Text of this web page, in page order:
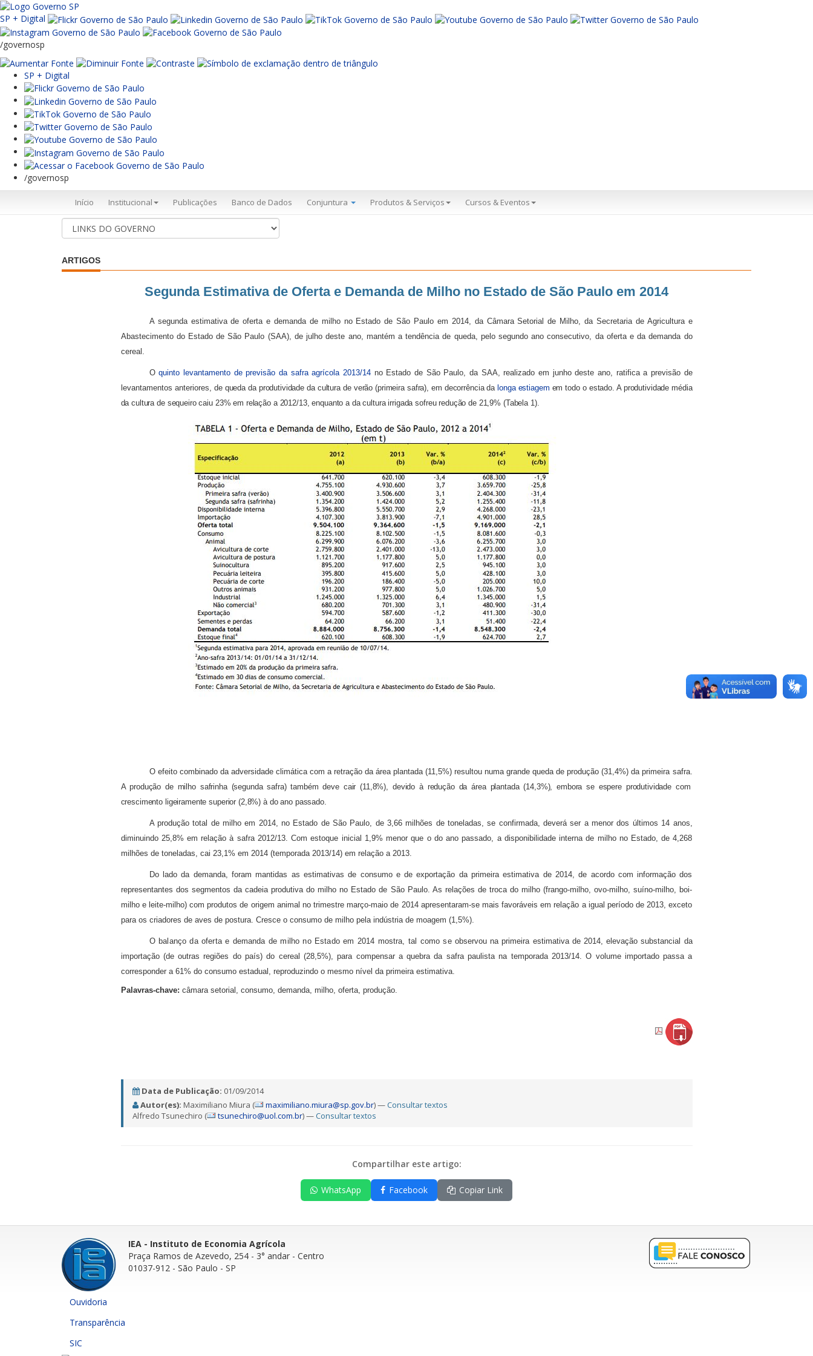
SP + Digital
/governosp
SP + Digital
/governosp
Início Institucional Publicações Banco de Dados Conjuntura Produtos & Serviços Cursos & Eventos
ARTIGOS
Segunda Estimativa de Oferta e Demanda de Milho no Estado de São Paulo em 2014
A segunda estimativa de oferta e demanda de milho no Estado de São Paulo em 2014, da Câmara Setorial de Milho, da Secretaria de Agricultura e
Abastecimento do Estado de São Paulo (SAA), de julho deste ano, mantém a tendência de queda, pelo segundo ano consecutivo, da oferta e da demanda do
cereal.
Oquinto levantamento de previsão da safra agrícola 2013/14 no Estado de São Paulo, da SAA, realizado em junho deste ano, ratifica a previsão de
levantamentos anteriores, de queda da produtividade da cultura de verão (primeira safra), em decorrência da longa estiagem em todo o estado. A produtividade média
da cultura de sequeiro caiu 23% em relação a 2012/13, enquanto a da cultura irrigada sofreu redução de 21,9% (Tabela 1).
O efeito combinado da adversidade climática com a retração da área plantada (11,5%) resultou numa grande queda de produção (31,4%) da primeira safra.
A produção de milho safrinha (segunda safra) também deve cair (11,8%), devido à redução da área plantada (14,3%), embora se espere produtividade com
crescimento ligeiramente superior (2,8%) à do ano passado.
A produção total de milho em 2014, no Estado de São Paulo, de 3,66 milhões de toneladas, se confirmada, deverá ser a menor dos últimos 14 anos,
diminuindo 25,8% em relação à safra 2012/13. Com estoque inicial 1,9% menor que o do ano passado, a disponibilidade interna de milho no Estado, de 4,268
milhões de toneladas, cai 23,1% em 2014 (temporada 2013/14) em relação a 2013.
Do lado da demanda, foram mantidas as estimativas de consumo e de exportação da primeira estimativa de 2014, de acordo com informação dos
representantes dos segmentos da cadeia produtiva do milho no Estado de São Paulo. As relações de troca do milho (frango-milho, ovo-milho, suíno-milho, boi-
milho e leite-milho) com produtos de origem animal no trimestre março-maio de 2014 apresentaram-se mais favoráveis em relação a igual período de 2013, exceto
para os criadores de aves de postura. Cresce o consumo de milho pela indústria de moagem (1,5%).
O balanço da oferta e demanda de milho no Estado em 2014 mostra, tal como seobservou na primeira estimativa de 2014, elevação substancial da
importação (de outras regiões do país) do cereal (28,5%), para compensar a quebra da safra paulista na temporada 2013/14. O volume importado passa a
corresponder a 61% do consumo estadual, reproduzindo o mesmo nível da primeira estimativa.
Palavras-chave: câmara setorial, consumo, demanda, milho, oferta, produção.
Data de Publicação: 01/09/2014
Autor(es): Maximiliano Miura ( maximiliano.miura@sp.gov.br) —Consultar textos
Alfredo Tsunechiro (
tsunechiro@uol.com.br) —Consultar textos
Compartilhar este artigo:
WhatsApp Facebook Copiar Link
IEA - Instituto de Economia Agrícola
Praça Ramos de Azevedo, 254 - 3° andar - Centro
01037-912 - São Paulo - SP
Ouvidoria
Transparência
SIC